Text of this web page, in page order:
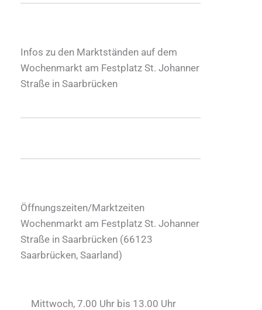
Infos zu den Marktständen auf dem
Wochenmarkt am Festplatz St. Johanner
Straße in Saarbrücken
Öffnungszeiten/Marktzeiten
Wochenmarkt am Festplatz St. Johanner
Straße in Saarbrücken (66123
Saarbrücken, Saarland)
Mittwoch, 7.00 Uhr bis 13.00 Uhr